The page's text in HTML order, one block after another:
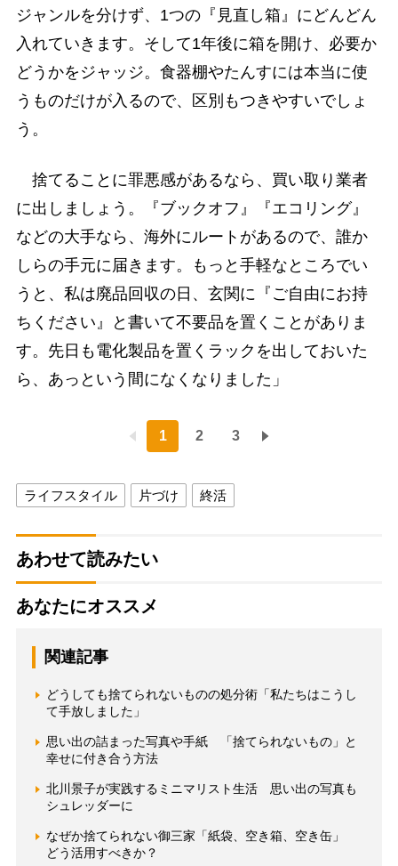
ジャンルを分けず、1つの『見直し箱』にどんどん
入れていきます。そして1年後に箱を開け、必要か
どうかをジャッジ。食器棚やたんすには本当に使
うものだけが入るので、区別もつきやすいでしょ
う。
捨てることに罪悪感があるなら、買い取り業者
に出しましょう。『ブックオフ』『エコリング』
などの大手なら、海外にルートがあるので、誰か
しらの手元に届きます。もっと手軽なところでい
うと、私は廃品回収の日、玄関に『ご自由にお持
ちください』と書いて不要品を置くことがありま
す。先日も電化製品を置くラックを出しておいた
ら、あっという間になくなりました」
1 2 3
ライフスタイル 片づけ 終活
あわせて読みたい
あなたにオススメ
関連記事
どうしても捨てられないものの処分術「私たちはこうし
て手放しました」
思い出の詰まった写真や手紙 「捨てられないもの」と
幸せに付き合う方法
北川景子が実践するミニマリスト生活 思い出の写真も
シュレッダーに
なぜか捨てられない御三家「紙袋、空き箱、空き缶」
どう活用すべきか？